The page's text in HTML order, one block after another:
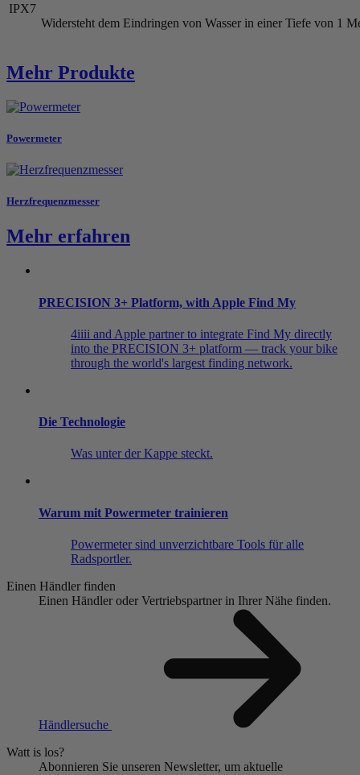
IPX7
Widersteht dem Eindringen von Wasser in einer Tiefe von 1
Mehr Produkte
Powermeter
Herzfrequenzmesser
Mehr erfahren
PRECISION 3+ Platform, with Apple Find My
4iiii and Apple partner to integrate Find My directly
into the PRECISION 3+ platform — track your bike
through the world's largest finding network.
Die Technologie
Was unter der Kappe steckt.
Warum mit Powermeter trainieren
Powermeter sind unverzichtbare Tools für alle
Radsportler.
Einen Händler finden
Einen Händler oder Vertriebspartner in Ihrer Nähe finden.
Händlersuche
Watt is los?
Abonnieren Sie unseren Newsletter, um aktuelle